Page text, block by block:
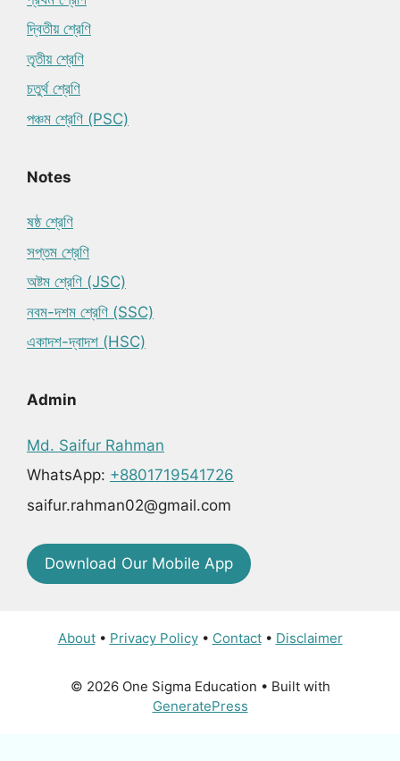
দ্বিতীয় শ্রেণি
তৃতীয় শ্রেণি
চতুর্থ শ্রেণি
পঞ্চম শ্রেণি (PSC)
Notes
ষষ্ঠ শ্রেণি
সপ্তম শ্রেণি
অষ্টম শ্রেণি (JSC)
নবম-দশম শ্রেণি (SSC)
একাদশ-দ্বাদশ (HSC)
Admin
Md. Saifur Rahman
WhatsApp: +8801719541726
saifur.rahman02@gmail.com
Download Our Mobile App
About• Privacy Policy• Contact• Disclaimer
© 2026 One Sigma Education • Built with
GeneratePress